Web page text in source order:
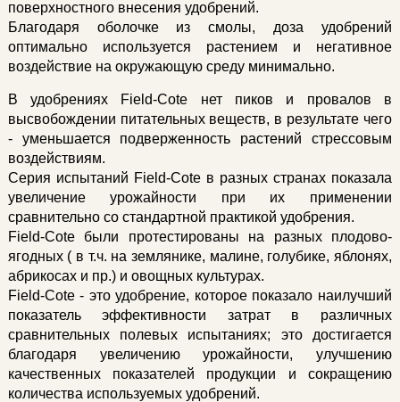
поверхностного внесения удобрений.
Благодаря оболочке из смолы, доза удобрений
оптимально используется растением и негативное
воздействие на окружающую среду минимально.
В удобрениях Field-Cote нет пиков и провалов в
высвобождении питательных веществ, в результате чего
- уменьшается подверженность растений стрессовым
воздействиям.
Серия испытаний Field-Cote в разных странах показала
увеличение урожайности при их применении
сравнительно со стандартной практикой удобрения.
Field-Cote были протестированы на разных плодово-
ягодных ( в т.ч. на землянике, малине, голубике, яблонях,
абрикосах и пр.) и овощных культурах.
Field-Cote - это удобрение, которое показало наилучший
показатель эффективности затрат в различных
сравнительных полевых испытаниях; это достигается
благодаря увеличению урожайности, улучшению
качественных показателей продукции и сокращению
количества используемых удобрений.